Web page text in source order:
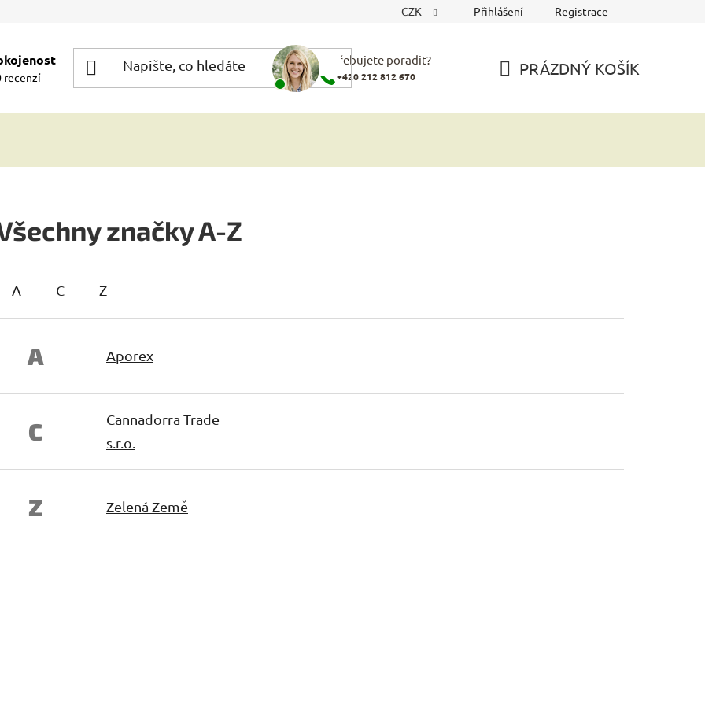
CZK Přihlášení Registrace
recenzí
Potřebujete poradit?
+420 212 812 670 PRÁZDNÝ KOŠÍK
značky A-Z
A C Z
A Aporex
C
Cannadorra Trade
s.r.o.
Z Zelená Země